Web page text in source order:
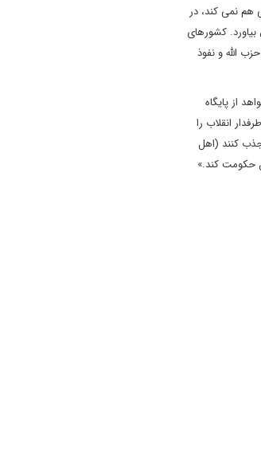
هم نمی کند، در
کشورهای
الله و نفوذ
از پایگاه
ها گروه های دیگر طرفدار انقلاب را
کنند (اهل
حکومت کند.»